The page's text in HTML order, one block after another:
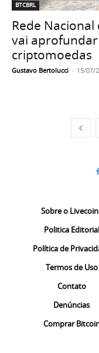
BTCBRL
Rede Nacional
vai
criptomoedas
Gustavo Bertolucci - 15/07/
Sobre o
Politica Editorial
Política de
Termos de Uso
Contato
Denúncias
Comprar